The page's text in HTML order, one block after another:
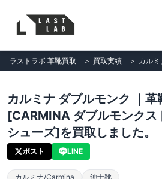
ラストラボ 革靴買取 ＞ 買取実績 ＞ カル
カルミナ ダブルモンク ｜
[CARMINA ダブルモンクス
シューズ]を買取しました。
ポスト LINE
カルミナ/Carmina 紳士靴